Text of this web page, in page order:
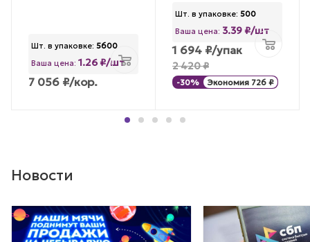
Шт. в упаковке: 5600
Ваша цена: 1.26 ₽/шт
7 056 ₽/кор.
Шт. в упаковке: 500
Ваша цена: 3.39 ₽/шт
1 694 ₽/упак
2 420₽
-30% Экономия 726 ₽
Новости